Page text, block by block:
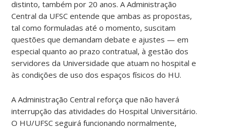
distinto, também por 20 anos. A Administração
Central da UFSC entende que ambas as propostas,
tal como formuladas até o momento, suscitam
questões que demandam debate e ajustes — em
especial quanto ao prazo contratual, à gestão dos
servidores da Universidade que atuam no hospital e
às condições de uso dos espaços físicos do HU.
A Administração Central reforça que não haverá
interrupção das atividades do Hospital Universitário.
O HU/UFSC seguirá funcionando normalmente,